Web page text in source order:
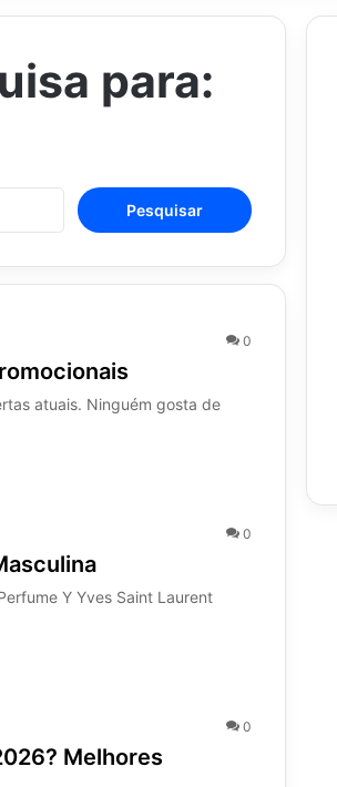
para:
Pesquisar
por:
0
atuais. Ninguém gosta de
0
Y Yves Saint Laurent
0
Melhores